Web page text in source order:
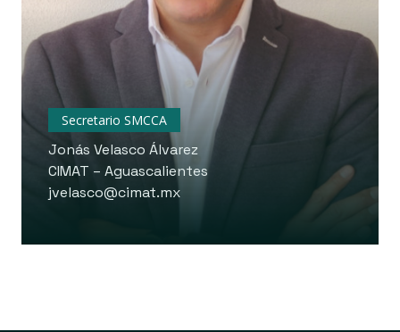
Secretario SMCCA
Jonás Velasco Álvarez
CIMAT – Aguascalientes
jvelasco@cimat.mx